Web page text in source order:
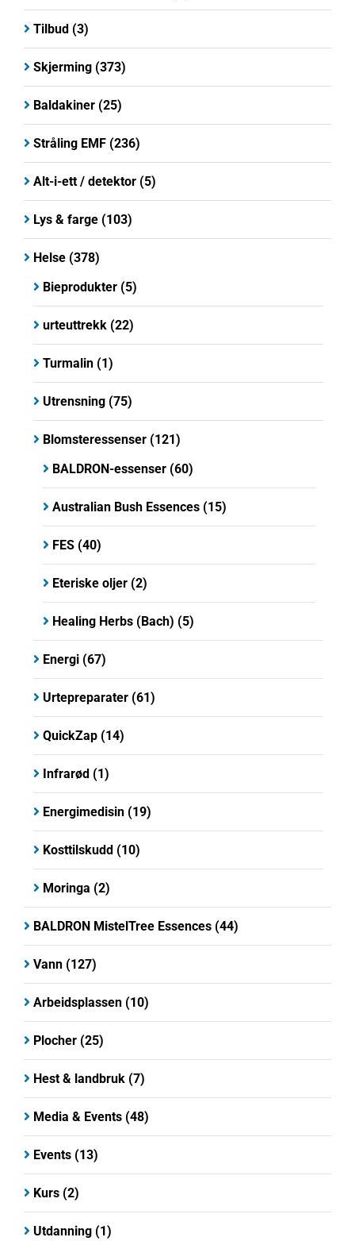
Tilbud (3)
Skjerming (373)
Baldakiner (25)
Stråling EMF (236)
Alt-i-ett / detektor (5)
Lys & farge (103)
Helse (378)
Bieprodukter (5)
urteuttrekk (22)
Turmalin (1)
Utrensning (75)
Blomsteressenser (121)
BALDRON-essenser (60)
Australian Bush Essences (15)
FES (40)
Eteriske oljer (2)
Healing Herbs (Bach) (5)
Energi (67)
Urtepreparater (61)
QuickZap (14)
Infrarød (1)
Energimedisin (19)
Kosttilskudd (10)
Moringa (2)
BALDRON MistelTree Essences (44)
Vann (127)
Arbeidsplassen (10)
Plocher (25)
Hest & landbruk (7)
Media & Events (48)
Events (13)
Kurs (2)
Utdanning (1)